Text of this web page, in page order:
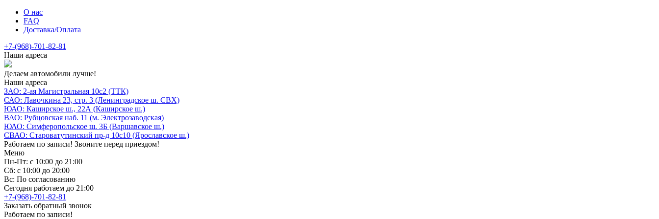
О нас
FAQ
Доставка/Оплата
+7-(968)-701-82-81
Наши адреса
Делаем автомобили лучше!
Наши адреса
ЗАО: 2-ая Магистральная 10с2 (ТТК)
САО: Лавочкина 23, стр. 3 (Ленинградское ш. СВХ)
ЮАО: Каширское ш., 22А (Каширское ш.)
ВАО: Рубцовская наб. 11 (м. Электрозаводская)
ЮАО: Симферопольское ш. 3Б (Варшавское ш.)
СВАО: Староватутинский пр-д 10с10 (Ярославское ш.)
Работаем по записи! Звоните перед приездом!
Меню
Пн-Пт: с 10:00 до 21:00
Сб: с 10:00 до 20:00
Вс: По согласованию
Сегодня работаем до 21:00
+7-(968)-701-82-81
Заказать обратный звонок
Работаем по записи!